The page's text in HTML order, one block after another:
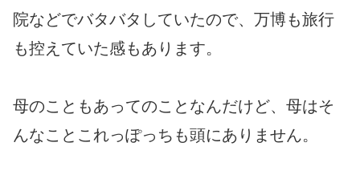
院などでバタバタしていたので、万博も旅行
も控えていた感もあります。
母のこともあってのことなんだけど、母はそ
んなことこれっぽっちも頭にありません。